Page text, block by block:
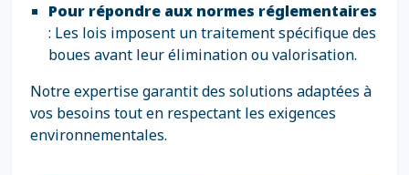
Pour répondre aux normes réglementaires
: Les lois imposent un traitement spécifique des
boues avant leur élimination ou valorisation.
Notre expertise garantit des solutions adaptées à
vos besoins tout en respectant les exigences
environnementales.